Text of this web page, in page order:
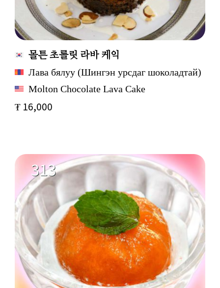
몰튼 초롤릿 라바 케익
Лава бялуу (Шингэн урсдаг шоколадтай)
Molton Chocolate Lava Cake
₮ 16,000
313